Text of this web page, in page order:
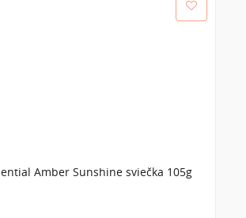
Amber Sunshine sviečka 105g